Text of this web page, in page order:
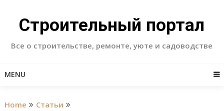
contentСтроительный портал
Все о строительстве, ремонте, уюте и садоводстве
MENU
Home
Статьи